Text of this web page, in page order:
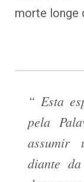
morte longe
“ Esta
pela
assumir
diante